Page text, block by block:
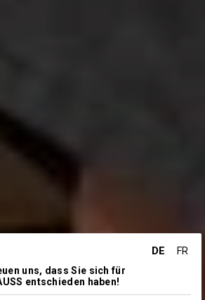
DE
FR
uns, dass Sie sich für
entschieden haben!